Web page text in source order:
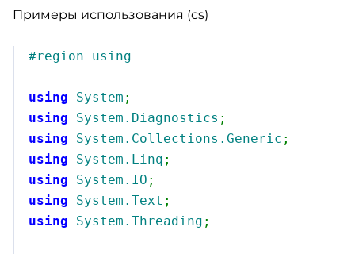
Примеры использования (cs)
#region using
using System ;
using
System.Diagnostics ;
using
System.Collections.Generic ;
using
System.Linq ;
using
System.IO ;
using
System.Text ;
using
System.Threading ;